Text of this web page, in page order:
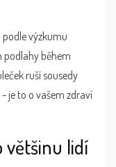
výzkumu
podlahy během
ruší sousedy
je to o vašem zdraví
většinu lidí